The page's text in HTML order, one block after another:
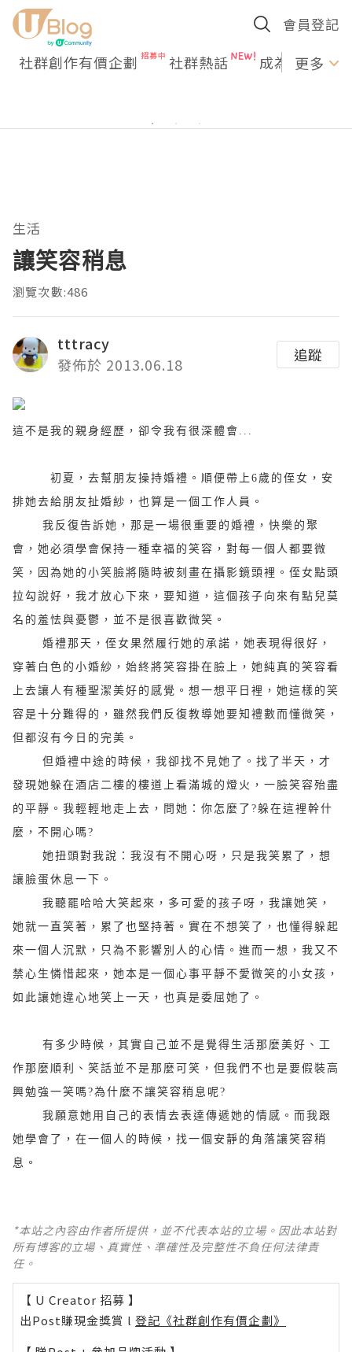
會員登記
社群創作有價企劃 社群熱話 成為U更多
生活
讓笑容稍息
瀏覽次數:486
tttracy
發佈於 2013.06.18
追蹤
這不是我的親身經歷，卻令我有很深體會...
初 夏，去幫朋友操持婚禮。順便帶上 6歲的侄女，安
排她去給朋友扯婚紗，也算是一個工作人員。
我反復告訴她，那是一場很重要的婚禮，快樂的聚
會，她必須學會保持一種幸福的笑容，對每一個人都要微
笑，因為她的小笑臉將隨時被刻畫在攝影鏡頭裡。侄女點頭
拉勾說好，我才放心下來，要知道，這個孩子向來有點兒莫
名的羞怯與憂鬱，並不是很喜歡微笑。
婚禮那天，侄女果然履行她的承諾，她表現得很好，
穿著白色的小婚紗，始終將笑容掛在臉上，她純真的笑容看
上去讓人有種聖潔美好的感覺。想一想平日裡，她這樣的笑
容是十分難得的，雖然我們反復教導她要知禮數而懂微笑，
但都沒有今日的完美。
但婚禮中途的時候，我卻找不見她了。找了半天，才
發現她躲在酒店二樓的樓道上看滿城的燈火，一臉笑容殆盡
的平靜。我輕輕地走上去，問她：你怎麼了 ?躲在這裡幹什
麼，不開心嗎?
她扭頭對我說：我沒有不開心呀，只是我笑累了，想
讓臉蛋休息一下。
我聽罷哈哈大笑起來，多可愛的孩子呀，我讓她笑，
她就一直笑著，累了也堅持著。實在不想笑了，也懂得躲起
來一個人沉默，只為不影響別人的心情。進而一想，我又不
禁心生憐惜起來，她本是一個心事平靜不愛微笑的小女孩，
如此讓她違心地笑上一天，也真是委屈她了。
有多少時候，其實自己並不是覺得生活那麼美好、工
作那麼順利、笑話並不是那麼可笑，但我們不也是要假裝高
興勉強一笑嗎?為什麼不讓笑容稍息呢?
我願意她用自己的表情去表達傳遞她的情感。而我跟
她學會了，在一個人的時候，找一個安靜的角落讓笑容稍
息。
*本站之內容由作者所提供，並不代表本站的立場。因此本站對
所有博客的立場、真實性、準確性及完整性不負任何法律責
任。
【 U Creator 招募 】
出Post賺現金獎賞 l 登記《社群創作有價企劃》